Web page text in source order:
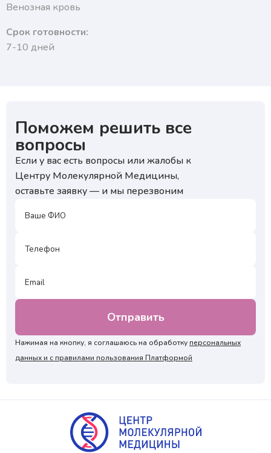
Венозная кровь
Срок готовности:
7-10 дней
Поможем решить все
вопросы
Если у вас есть вопросы или жалобы к
Центру Молекулярной Медицины,
оставьте заявку — и мы перезвоним
Нажимая на кнопку, я соглашаюсь на обработкуперсональных
данных и с правилами пользования Платформой